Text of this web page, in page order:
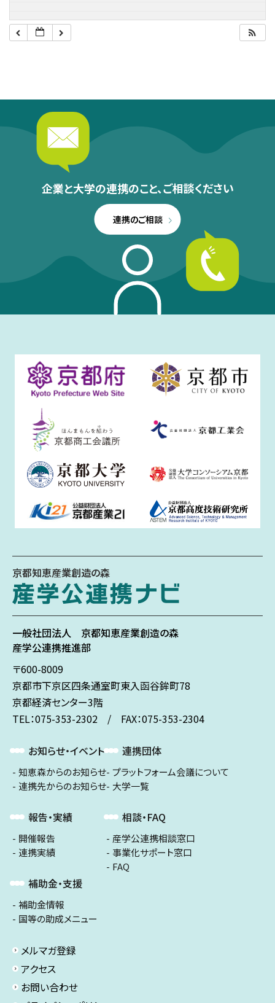
企業と大学の連携のこと、ご相談ください
連携のご相談
京都知恵産業創造の森
一般社団法人 京都知恵産業創造の森
産学公連携推進部
〒600-8009
京都市下京区四条通室町東入函谷鉾町78
京都経済センター3階
TEL：075-353-2302 / FAX：075-353-2304
お知らせ・イベント
知恵森からのお知らせ
連携先からのお知らせ
報告・実績
開催報告
連携実績
補助金・支援
補助金情報
国等の助成メニュー
連携団体
プラットフォーム会議について
大学一覧
相談・FAQ
産学公連携相談窓口
事業化サポート窓口
FAQ
メルマガ登録
アクセス
お問い合わせ